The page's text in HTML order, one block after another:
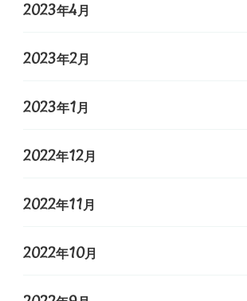
2023年4月
2023年2月
2023年1月
2022年12月
2022年11月
2022年10月